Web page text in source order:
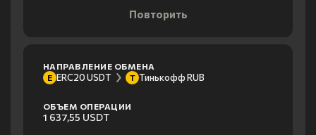
Повторить
НАПРАВЛЕНИЕ ОБМЕНА
E ERC20 USDT Т Тинькофф RUB
ОБЪЕМ ОПЕРАЦИИ
1 637,55 USDT